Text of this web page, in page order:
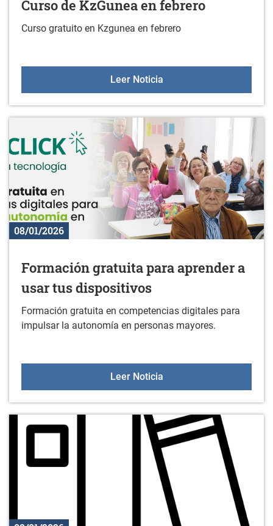
Curso de KzGunea en febrero
Curso gratuito en Kzgunea en febrero
Leer NoticiaCurso de KzGunea en
08/01/2026
Formación gratuita para aprender a
usar tus dispositivos
Formación gratuita en competencias digitales para
impulsar la autonomía en personas mayores.
Leer NoticiaFormación gratuita para